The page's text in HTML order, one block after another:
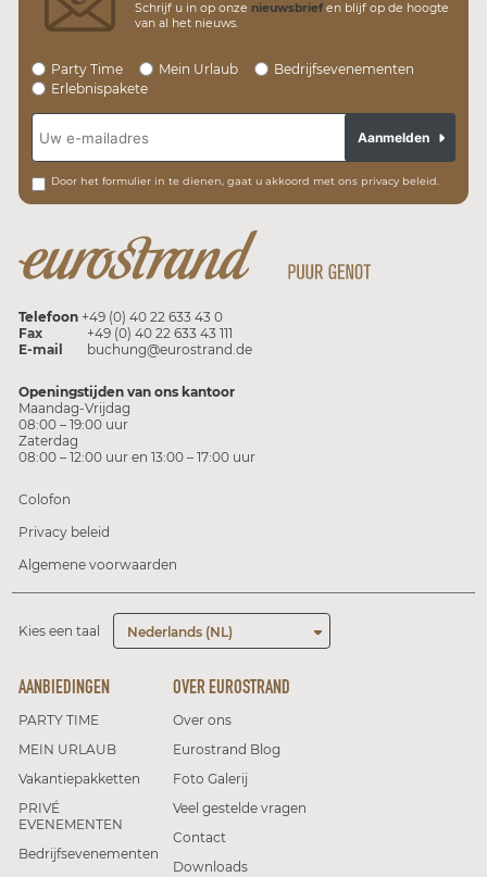
Schrijf u in op onze nieuwsbriefen blijf op de hoogte
van al het nieuws.
Party Time Mein Urlaub
Bedrijfsevenementen
Erlebnispakete
Door het formulier in te dienen, gaat u akkoord met ons privacy beleid.
Aanmelden
Telefoon +49 (0) 40 22 633 43 0
Fax
+49 (0) 40 22 633 43 111
E-mail
buchung@eurostrand.de
Openingstijden van ons kantoor
Maandag-Vrijdag
08:00 – 19:00 uur
Zaterdag
08:00 – 12:00 uur en 13:00 – 17:00 uur
Colofon
Privacy beleid
Algemene voorwaarden
Kies een taal Nederlands (NL)
AANBIEDINGEN
PARTY TIME
MEIN URLAUB
Vakantiepakketten
PRIVÉ
EVENEMENTEN
Bedrijfsevenementen
OVER EUROSTRAND
Over ons
Eurostrand Blog
Foto Galerij
Veel gestelde vragen
Contact
Downloads